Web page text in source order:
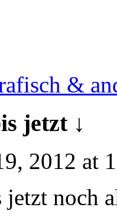
&
jetzt ↓
2012 at
jetzt noch